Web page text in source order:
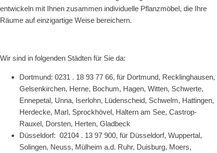
entwickeln mit Ihnen zusammen individuelle Pflanzmöbel, die Ihre
Räume auf einzigartige Weise bereichern.
Wir sind in folgenden Städten für Sie da:
Dortmund: 0231 . 18 93 77 66, für Dortmund, Recklinghausen,
Gelsenkirchen, Herne, Bochum, Hagen, Witten, Schwerte,
Ennepetal, Unna, Iserlohn, Lüdenscheid, Schwelm, Hattingen,
Herdecke, Marl, Sprockhövel, Haltern am See, Castrop-
Rauxel, Dorsten, Herten, Gladbeck
Düsseldorf: 02104 . 13 97 900, für Düsseldorf, Wuppertal,
Solingen, Neuss, Mülheim a.d. Ruhr, Duisburg, Moers,